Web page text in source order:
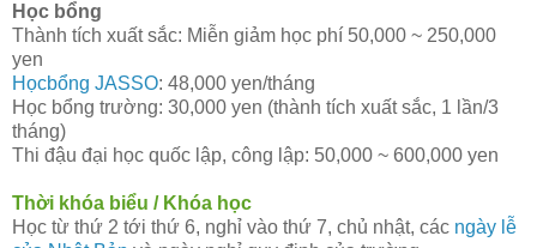
Học bổng
Thành tích xuất sắc: Miễn giảm học phí 50,000 ~ 250,000
yen
Họcbổng JASSO: 48,000 yen/tháng
Học bổng trường: 30,000 yen (thành tích xuất sắc, 1 lần/3
tháng)
Thi đậu đại học quốc lập, công lập: 50,000 ~ 600,000 yen
Thời khóa biểu / Khóa học
Học từ thứ 2 tới thứ 6, nghỉ vào thứ 7, chủ nhật, các ngày lễ